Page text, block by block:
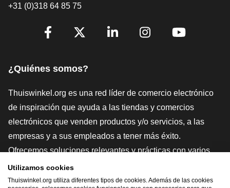
+31 (0)318 64 85 75
[_General:SocialMediaTitle]
¿Quiénes somos?
Thuiswinkel.org es una red líder de comercio electrónico
de inspiración que ayuda a las tiendas y comercios
electrónicos que venden productos y/o servicios, a las
empresas y a sus empleados a tener más éxito.
Ofrecemos soluciones relevantes y prácticas con varios
sellos de confianza, Thuiswinkel Reviews, herramientas y
asesoramiento jurídico, defensa, estudios de mercado, y
Utilizamos cookies
Thuiswinkel.org utiliza diferentes tipos de cookies. Además de las cookies